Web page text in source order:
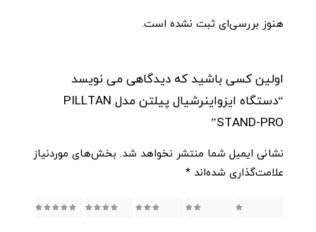
هنوز بررسی‌ای ثبت نشده است.
اولین کسی باشید که دیدگاهی می نویسد
“دستگاه ایزواینرشیال پیلتن مدل PILLTAN
STAND-PRO”
نشانی ایمیل شما منتشر نخواهد شد. بخش‌های موردنیاز
علامت‌گذاری شده‌اند *
5